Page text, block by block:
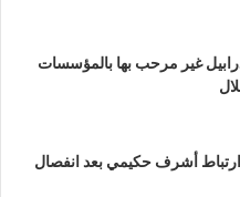
غير مرحب بها بالمؤسسات
أشرف حكيمي بعد انفصال